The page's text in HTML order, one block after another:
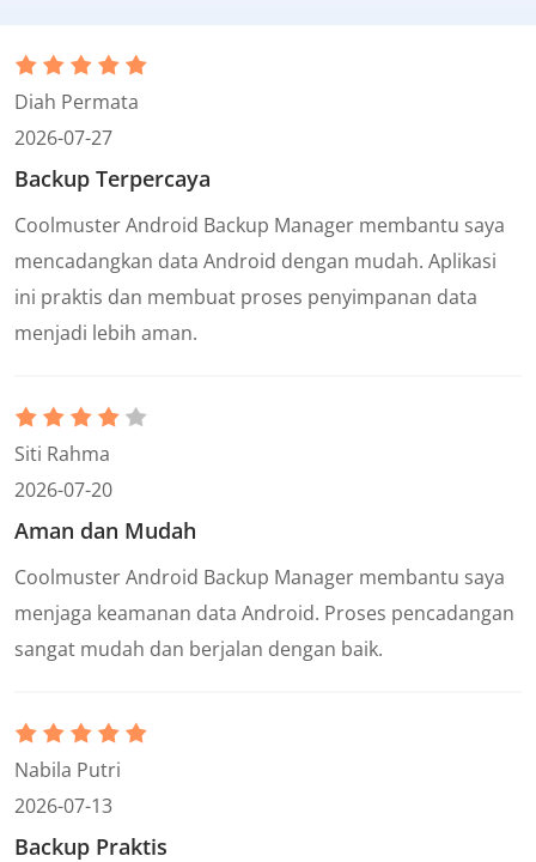
Diah Permata
2026-07-27
Backup Terpercaya
Coolmuster Android Backup Manager membantu saya
mencadangkan data Android dengan mudah. Aplikasi
ini praktis dan membuat proses penyimpanan data
menjadi lebih aman.
Siti Rahma
2026-07-20
Aman dan Mudah
Coolmuster Android Backup Manager membantu saya
menjaga keamanan data Android. Proses pencadangan
sangat mudah dan berjalan dengan baik.
Nabila Putri
2026-07-13
Backup Praktis